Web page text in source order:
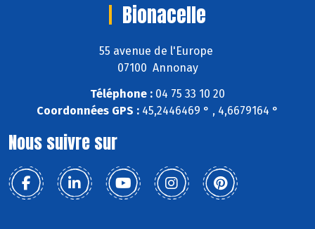
Bionacelle
55 avenue de l'Europe
07100 Annonay
Téléphone : 04 75 33 10 20
Coordonnées GPS : 45,2446469 ° , 4,6679164 °
Nous suivre sur